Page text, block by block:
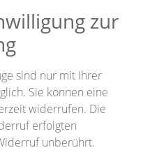
zur
sind nur mit Ihrer
Sie können eine
widerrufen. Die
erfolgten
unberührt.